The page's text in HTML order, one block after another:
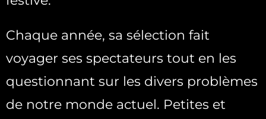
Chaque année, sa sélection fait
voyager ses spectateurs tout en les
questionnant sur les divers problèmes
de notre monde actuel. Petites et